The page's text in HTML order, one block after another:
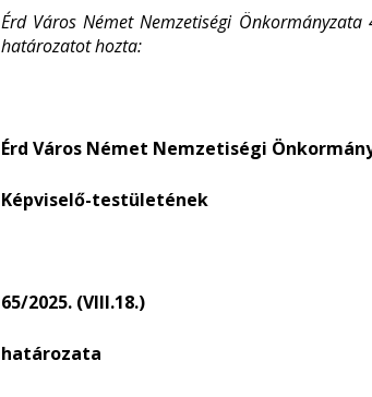
Érd Város Német Nemzetiségi
határozatot hozta:
Érd Város Német Nemzetiségi
Képviselő-testületének
65/2025. (VIII.18.)
határozata